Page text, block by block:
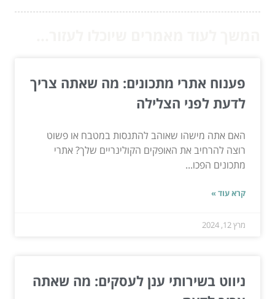
פענוח אתרי מתכונים: מה שאתה צריך
לדעת לפני הצלילה
האם אתה מישהו שאוהב להתנסות במטבח או פשוט
רוצה להרחיב את האופקים הקולינריים שלך? אתרי
מתכונים הפכו...
קרא עוד »
מרץ 12, 2024
ניווט בשירותי ענן לעסקים: מה שאתה